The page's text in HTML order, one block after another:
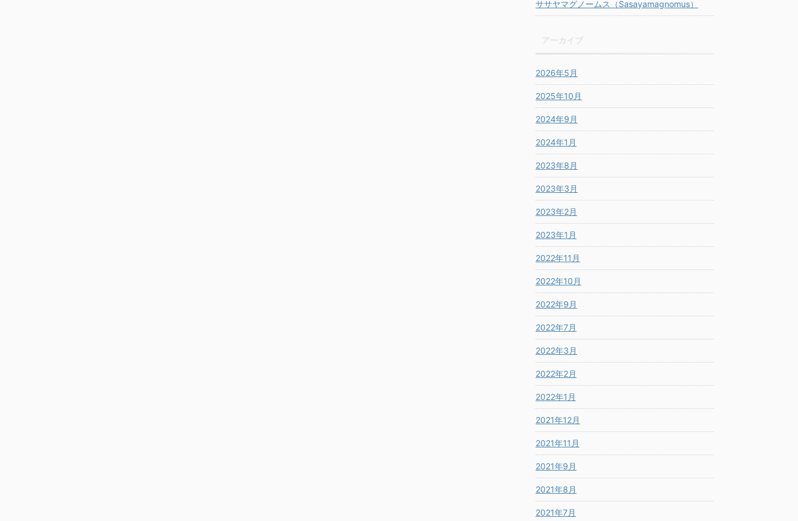
ササヤマグノームス（Sasayamagnomus）
2026年5月
2025年10月
2024年9月
2024年1月
2023年8月
2023年3月
2023年2月
2023年1月
2022年11月
2022年10月
2022年9月
2022年7月
2022年3月
2022年2月
2022年1月
2021年12月
2021年11月
2021年9月
2021年8月
2021年7月